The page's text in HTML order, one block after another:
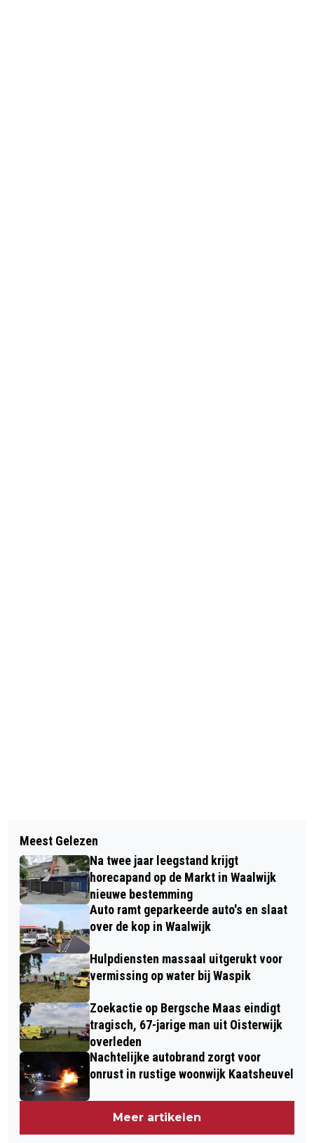
WEKELIJKSE BEKENDMAKINGEN EN
VERGUNNINGEN GEMEENTE
WAALWIJK (WEEK 2)
ERWIN VAN DER LEE BENOEMD TOT
NIEUWE PARTNER HLB VAN DAAL
Meest Gelezen
Na twee jaar leegstand krijgt
horecapand op de Markt in Waalwijk
nieuwe bestemming
Auto ramt geparkeerde auto's en slaat
over de kop in Waalwijk
Hulpdiensten massaal uitgerukt voor
vermissing op water bij Waspik
Zoekactie op Bergsche Maas eindigt
tragisch, 67-jarige man uit Oisterwijk
overleden
Nachtelijke autobrand zorgt voor
onrust in rustige woonwijk Kaatsheuvel
Meer artikelen